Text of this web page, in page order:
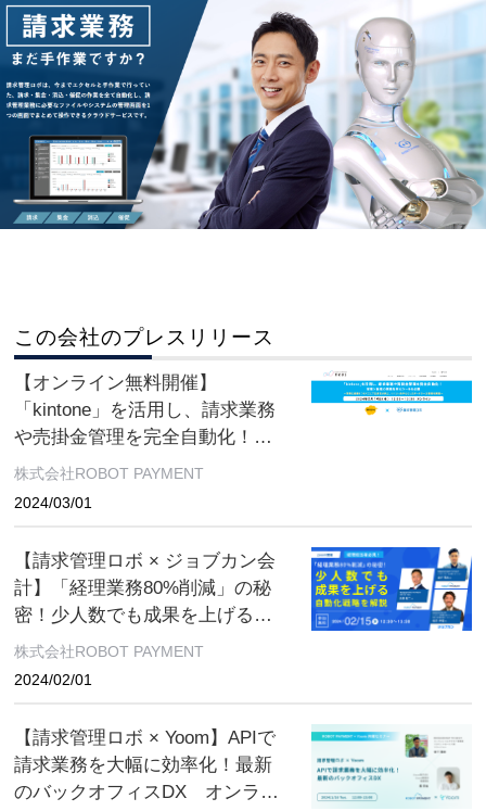
この会社のプレスリリース
【オンライン無料開催】
「kintone」を活用し、請求業務
や売掛金管理を完全自動化！営
業×経理の業務効率化ツールを公
株式会社ROBOT PAYMENT
2024/03/01
【請求管理ロボ × ジョブカン会
計】「経理業務80%削減」の秘
密！少人数でも成果を上げる自
動化戦略を解説 オンライン無
株式会社ROBOT PAYMENT
2024/02/01
【請求管理ロボ × Yoom】APIで
請求業務を大幅に効率化！最新
のバックオフィスDX オンライ